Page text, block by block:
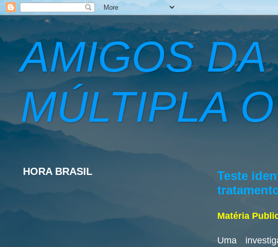
AMIGOS
MÚLTIPLA
Teste
Matéria
Uma
HORA BRASIL